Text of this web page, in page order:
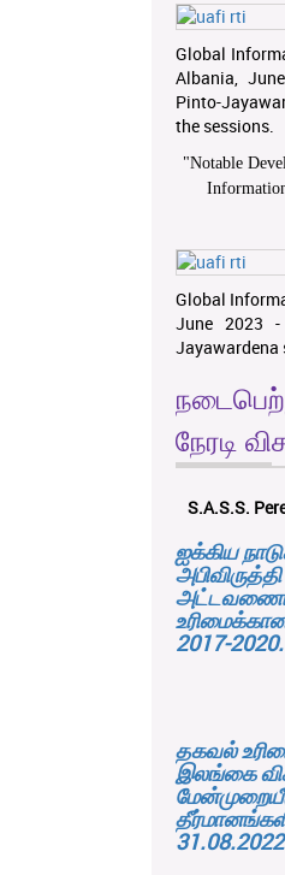
Global
Albania,
Pinto-
the sessions.
"Notable
Global
June 2023 -
Jayawardena
நேரடி
S.A.S.S.
ஐக்கிய
2017-2020.
தகவல்
இலங்கை
31.08.2022